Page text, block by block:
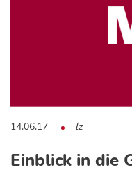
14.06.17 lz
Einblick in die